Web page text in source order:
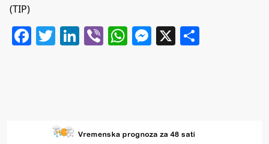
(TIP)
Facebook
Twitter
LinkedIn
ViberWhatsApp
Messenger
X